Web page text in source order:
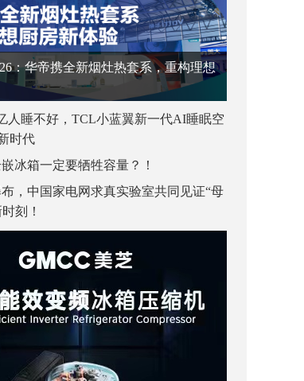
：华帝携全新烟灶热套系，重构理想
人睡不好，TCL小蓝翼新一代AI睡眠空
时代
冰箱一定要牺牲容量？！
，中国家电网求真实验室共同见证“母
刻！